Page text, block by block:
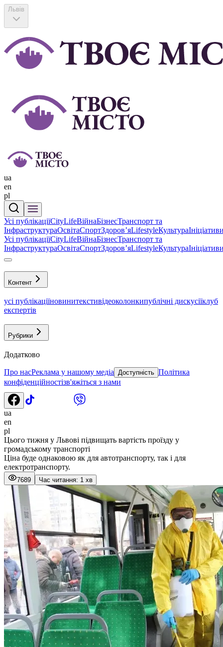
Львів
ua
en
pl
Усі публікаціїCityLifeВійнаБізнесТранспорт та
ІнфраструктураОсвітаСпортЗдоровʼяLifestyleКультура
Усі публікаціїCityLifeВійнаБізнесТранспорт та
ІнфраструктураОсвітаСпортЗдоровʼяLifestyleКультура
Контент
усі публікаціїновинитекстивідеоколонкипублічні дискусіїклуб
експертів
Рубрики
Додатково
Про насРеклама у нашому медіа Доступність Політика
конфіденційностізв'яжіться з нами
ua
en
pl
Цього тижня у Львові підвищать вартість проїзду у
громадському транспорті
Ціна буде однаковою як для автотранспорту, так і для
електротранспорту.
7689 Час читання: 1 хв